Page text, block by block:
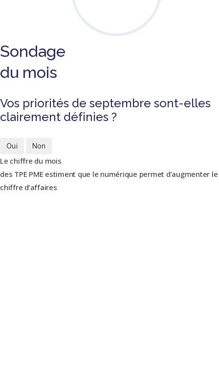
Sondage
du mois
Vos priorités de septembre sont-elles
clairement définies ?
Oui Non
Le chiffre du mois
des TPE PME estiment que le numérique permet d’augmenter le
chiffre d’affaires